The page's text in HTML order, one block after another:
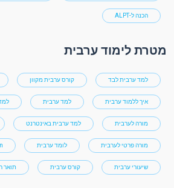
הכנה ל-ALPT
מטרת לימוד ערבית
למד ערבית לבד קורס ערבית מקוון
איך ללמוד ערבית למד ערבית
מורה לערבית למד ערבית באינטרנט
מורה פרטי לערבית לומד ערבית
שיעורי ערבית קורס ערבית תואר